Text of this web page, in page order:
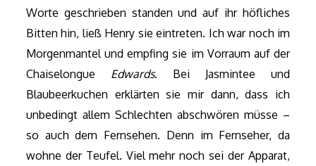
Worte geschrieben standen und auf ihr höfliches
Bitten hin, ließ Henry sie eintreten. Ich war noch im
Morgenmantel und empfing sie im Vorraum auf der
Chaiselongue Edwards. Bei Jasmintee und
Blaubeerkuchen erklärten sie mir dann, dass ich
unbedingt allem Schlechten abschwören müsse –
so auch dem Fernsehen. Denn im Fernseher, da
wohne der Teufel. Viel mehr noch sei der Apparat,